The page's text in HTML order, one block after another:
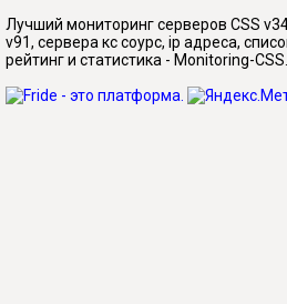
Лучший мониторинг серверов CSS
v91, сервера кс соурс, ip адреса,
рейтинг и статистика - Monitoring-